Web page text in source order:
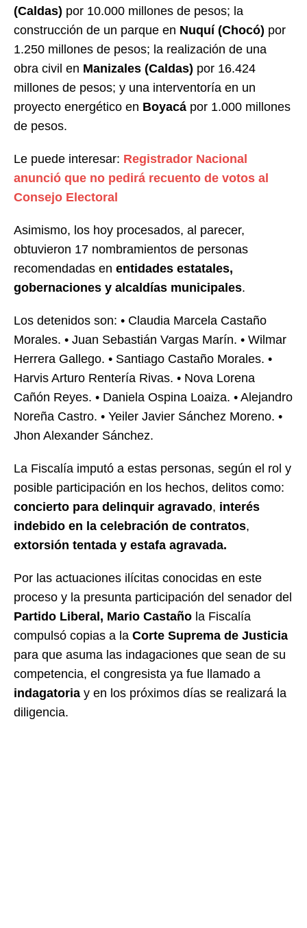
(Caldas) por 10.000 millones de pesos; la
construcción de un parque en Nuquí (Chocó) por
1.250 millones de pesos; la realización de una
obra civil en Manizales (Caldas) por 16.424
millones de pesos; y una interventoría en un
proyecto energético en Boyacá por 1.000 millones
de pesos.
Le puede interesar: Registrador Nacional
anunció que no pedirá recuento de votos al
Consejo Electoral
Asimismo, los hoy procesados, al parecer,
obtuvieron 17 nombramientos de personas
recomendadas en entidades estatales,
gobernaciones y alcaldías municipales.
Los detenidos son: • Claudia Marcela Castaño
Morales. • Juan Sebastián Vargas Marín. • Wilmar
Herrera Gallego. • Santiago Castaño Morales. •
Harvis Arturo Rentería Rivas. • Nova Lorena
Cañón Reyes. • Daniela Ospina Loaiza. • Alejandro
Noreña Castro. • Yeiler Javier Sánchez Moreno. •
Jhon Alexander Sánchez.
La Fiscalía imputó a estas personas, según el rol y
posible participación en los hechos, delitos como:
concierto para delinquir agravado, interés
indebido en la celebración de contratos,
extorsión tentada y estafa agravada.
Por las actuaciones ilícitas conocidas en este
proceso y la presunta participación del senador del
Partido Liberal, Mario Castaño la Fiscalía
compulsó copias a la Corte Suprema de Justicia
para que asuma las indagaciones que sean de su
competencia, el congresista ya fue llamado a
indagatoria y en los próximos días se realizará la
diligencia.